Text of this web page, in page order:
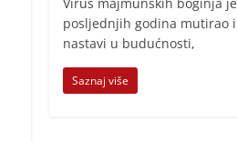
posljednjih godina mutirao
nastavi u budućnosti,
Saznaj više